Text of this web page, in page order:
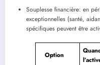
Souplesse financière: en
exceptionnelles (santé,
spécifiques peuvent être
Option